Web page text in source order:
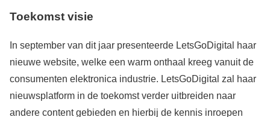
Toekomst visie
In september van dit jaar presenteerde LetsGoDigital haar
nieuwe website, welke een warm onthaal kreeg vanuit de
consumenten elektronica industrie. LetsGoDigital zal haar
nieuwsplatform in de toekomst verder uitbreiden naar
andere content gebieden en hierbij de kennis inroepen